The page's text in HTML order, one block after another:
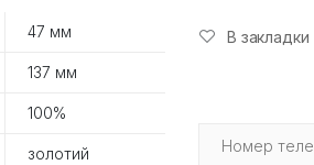
47 мм
137 мм
100%
золотий
В закладки